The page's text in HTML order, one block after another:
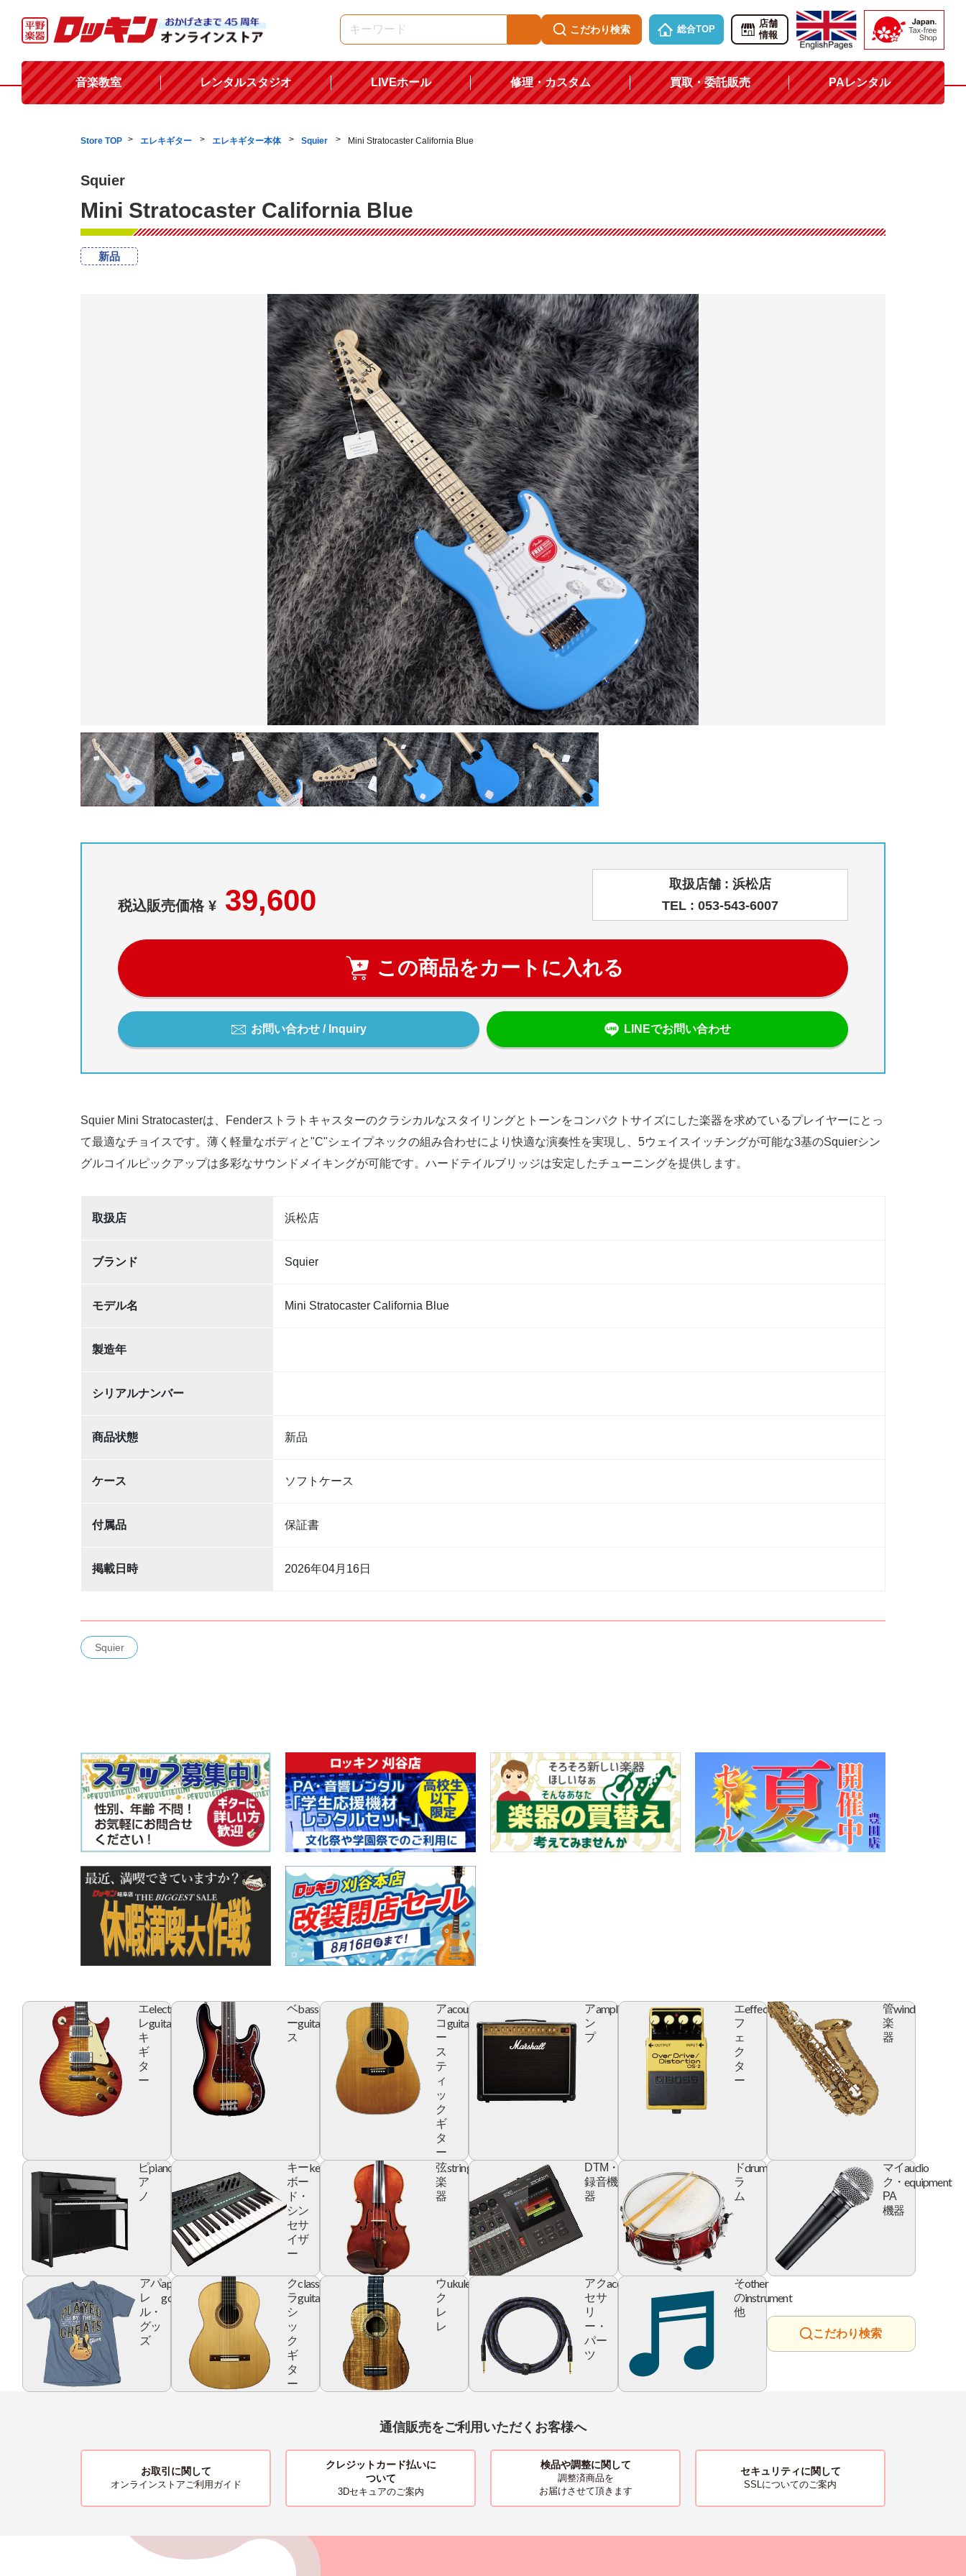
こだわり検索 総合TOP
店舗
情報
音楽教室 レンタルスタジオ LIVEホール 修理・カスタム 買取・委託販売 PAレンタル
Store TOP エレキギター エレキギター本体 Squier Mini Stratocaster California Blue
Squier
Mini Stratocaster California Blue
新品
税込販売価格 ¥ 39,600
取扱店舗 : 浜松店
TEL : 053-543-6007
この商品をカートに入れる
お問い合わせ / Inquiry LINEでお問い合わせ
Squier Mini Stratocasterは、Fenderストラトキャスターのクラシカルなスタイリングとトーンをコンパクトサイズにした楽器を求めているプレイヤーにとっ
て最適なチョイスです。薄く軽量なボディと"C"シェイプネックの組み合わせにより快適な演奏性を実現し、5ウェイスイッチングが可能な3基のSquierシン
グルコイルピックアップは多彩なサウンドメイキングが可能です。ハードテイルブリッジは安定したチューニングを提供します。
取扱店 浜松店
ブランド Squier
モデル名 Mini Stratocaster California Blue
製造年
シリアルナンバー
商品状態 新品
ケース ソフトケース
付属品 保証書
掲載日時 2026年04月16日
Squier
エ
レ
キ
ギ
タ
ー
electric
guitar
ベ
ー
ス
bass
guitar
ア
コ
ー
ス
テ
ィ
ッ
ク
ギ
タ
ー
acoustic
guitar
ア
ン
プ
amplifier
エ
フ
ェ
ク
タ
ー
effector
管
楽
器
wind
ピ
ア
ノ
piano
キー
ボー
ド・
シン
セサ
イザ
ー
keyboard
弦
楽
器
string
DTM・
録音機
器
digital
device
ド
ラ
ム
drum
マイ
ク・
PA
機器
audio
equipment
アパ
レ
ル・
グッ
ズ
apparel
goods
ク
ラ
シ
ッ
ク
ギ
タ
ー
classic
guitar
ウ
ク
レ
レ
ukulele
アク
セサ
リ
ー・
パー
ツ
accessory
そ
の
他
other
instrument
こだわり検索
通信販売をご利用いただくお客様へ
お取引に関して
オンラインストアご利用ガイド
クレジットカード払いに
ついて
3Dセキュアのご案内
検品や調整に関して
調整済商品を
お届けさせて頂きます
セキュリティに関して
SSLについてのご案内